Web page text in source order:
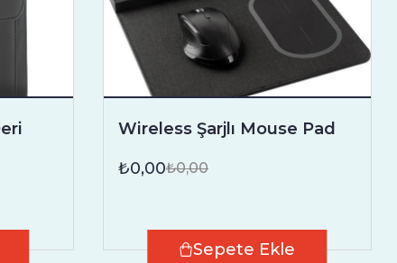
Wireless Şarjlı Mouse Pad
₺0,00₺0,00
Sepete Ekle